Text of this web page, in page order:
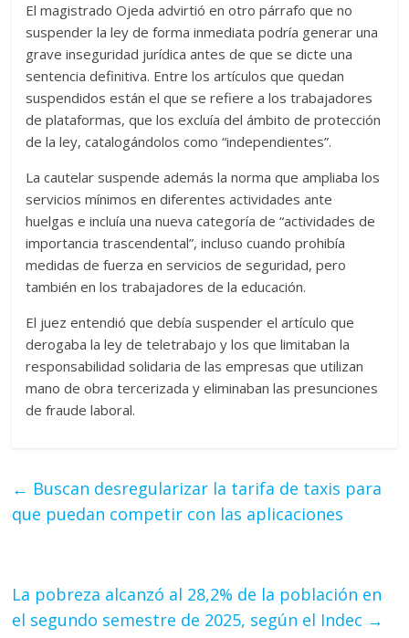
El magistrado Ojeda advirtió en otro párrafo que no
suspender la ley de forma inmediata podría generar una
grave inseguridad jurídica antes de que se dicte una
sentencia definitiva. Entre los artículos que quedan
suspendidos están el que se refiere a los trabajadores
de plataformas, que los excluía del ámbito de protección
de la ley, catalogándolos como “independientes”.
La cautelar suspende además la norma que ampliaba los
servicios mínimos en diferentes actividades ante
huelgas e incluía una nueva categoría de “actividades de
importancia trascendental”, incluso cuando prohibía
medidas de fuerza en servicios de seguridad, pero
también en los trabajadores de la educación.
El juez entendió que debía suspender el artículo que
derogaba la ley de teletrabajo y los que limitaban la
responsabilidad solidaria de las empresas que utilizan
mano de obra tercerizada y eliminaban las presunciones
de fraude laboral.
← Buscan desregularizar la tarifa de taxis para
que puedan competir con las aplicaciones
La pobreza alcanzó al 28,2% de la población en
el segundo semestre de 2025, según el Indec →